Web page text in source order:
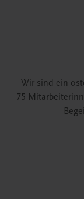
Wir sind ein
75